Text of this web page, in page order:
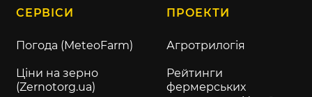
СЕРВІСИ
Погода (MeteoFarm)
Ціни на зерно
(Zernotorg.ua)
ПРОЕКТИ
Агротрилогія
Рейтинги
фермерських